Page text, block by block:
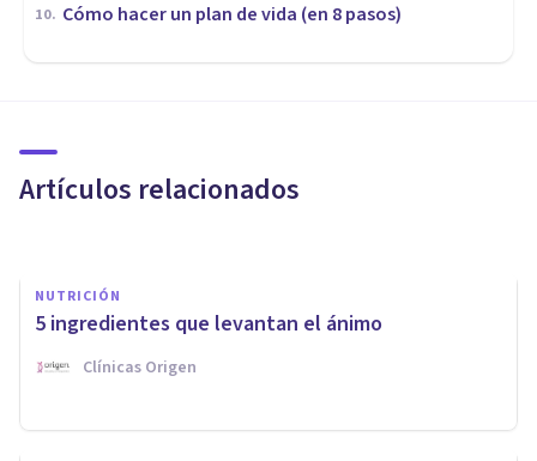
10. Cómo hacer un plan de vida (en 8 pasos)
Artículos relacionados
ocurre y cómo controlarlo
NUTRICIÓN
5 ingredientes que levantan el ánimo
Clínicas Origen